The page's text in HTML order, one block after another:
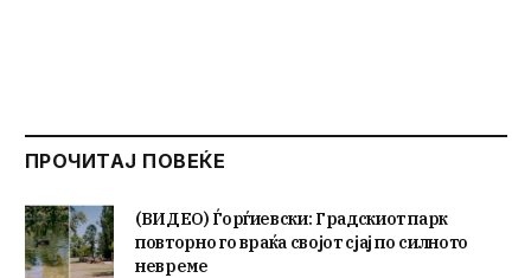
ПРОЧИТАЈ ПОВЕЌЕ
(ВИДЕО) Ѓорѓиевски: Градскиот парк
повторно го враќа својот сјај по силното
невреме